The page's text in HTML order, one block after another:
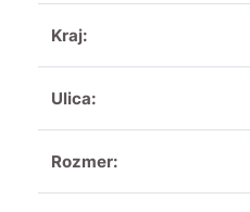
Kraj:
Ulica:
Rozmer: